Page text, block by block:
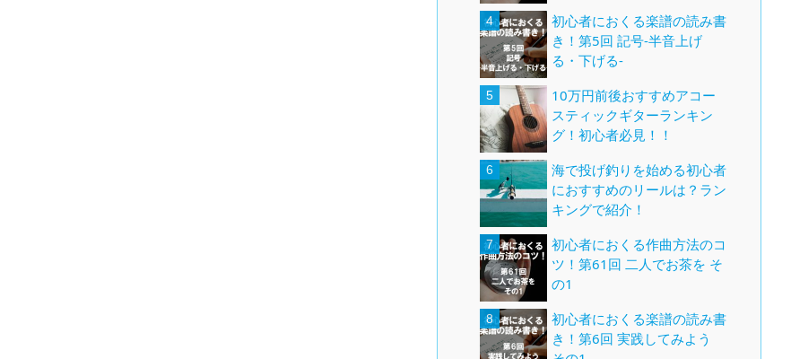
初心者におくる楽譜の読み書
き！第5回 記号-半音上げ
る・下げる-
10万円前後おすすめアコー
スティックギターランキン
グ！初心者必見！！
海で投げ釣りを始める初心者
におすすめのリールは？ラン
キングで紹介！
初心者におくる作曲方法のコ
ツ！第61回 二人でお茶を そ
の1
初心者におくる楽譜の読み書
き！第6回 実践してみよう